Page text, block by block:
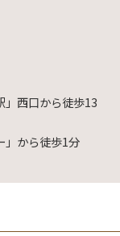
」西口から徒歩13
」から徒歩1分